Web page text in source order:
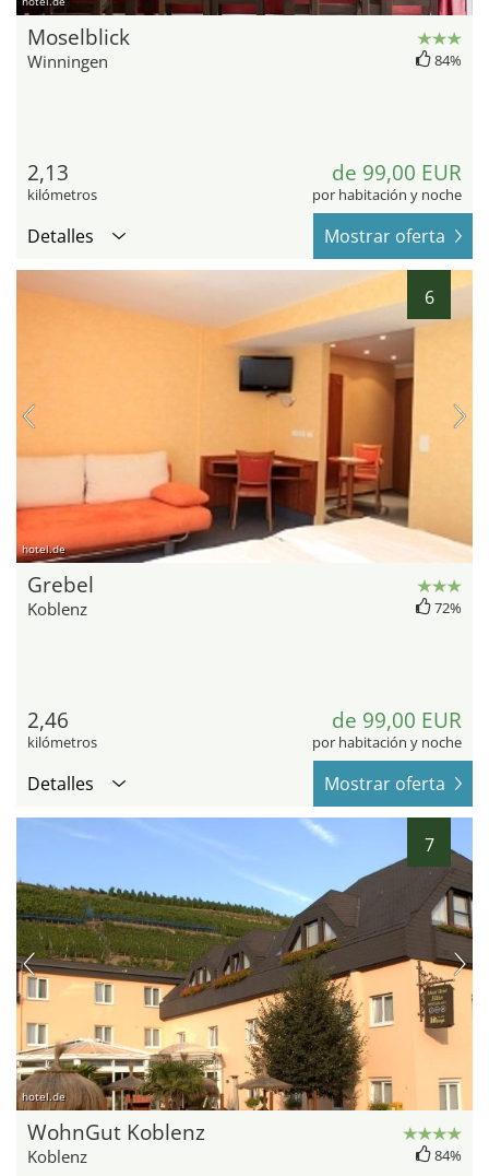
Moselblick
Winningen 84%
2,13
kilómetros
de 99,00 EUR
por habitación y noche
Detalles Mostrar oferta
6
hotel.de
Grebel
Koblenz 72%
2,46
kilómetros
de 99,00 EUR
por habitación y noche
Detalles Mostrar oferta
7
hotel.de
WohnGut Koblenz
Koblenz 84%